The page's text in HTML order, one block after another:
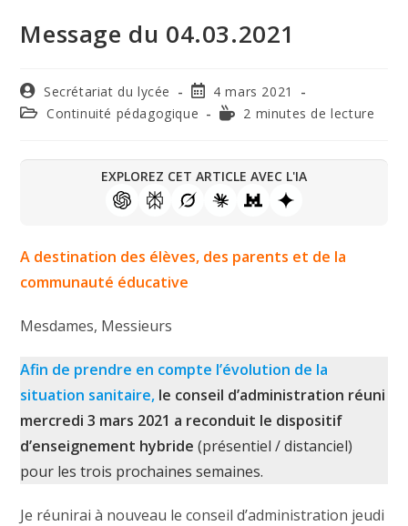
Message du 04.03.2021
Secrétariat du lycée
4 mars 2021
Continuité pédagogique
2 minutes de lecture
EXPLOREZ CET ARTICLE AVEC L'IA
A destination des élèves, des parents et de la
communauté éducative
Mesdames, Messieurs
Afin de prendre en compte l’évolution de la
situation sanitaire, le conseil d’administration réuni
mercredi 3 mars 2021 a reconduit le dispositif
d’enseignement hybride (présentiel / distanciel)
pour les trois prochaines semaines.
Je réunirai à nouveau le conseil d’administration jeudi